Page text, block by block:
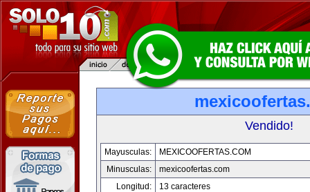
Vendido!
Mayusculas:
MEXICOOFERTAS.COM
Minusculas:
mexicoofertas.com
Longitud:
13 caracteres